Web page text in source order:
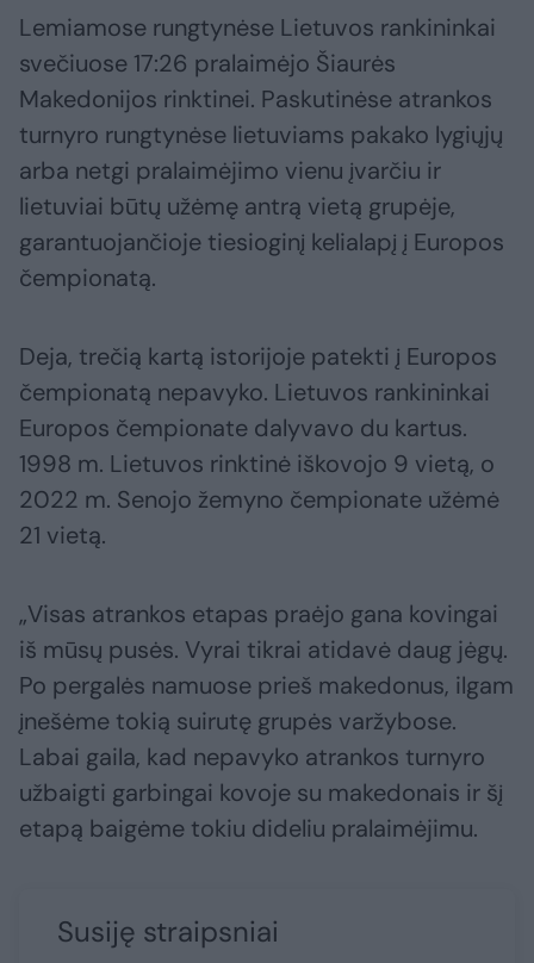
Lemiamose rungtynėse Lietuvos rankininkai
svečiuose 17:26 pralaimėjo Šiaurės
Makedonijos rinktinei. Paskutinėse atrankos
turnyro rungtynėse lietuviams pakako lygiųjų
arba netgi pralaimėjimo vienu įvarčiu ir
lietuviai būtų užėmę antrą vietą grupėje,
garantuojančioje tiesioginį kelialapį į Europos
čempionatą.
Deja, trečią kartą istorijoje patekti į Europos
čempionatą nepavyko. Lietuvos rankininkai
Europos čempionate dalyvavo du kartus.
1998 m. Lietuvos rinktinė iškovojo 9 vietą, o
2022 m. Senojo žemyno čempionate užėmė
21 vietą.
„Visas atrankos etapas praėjo gana kovingai
iš mūsų pusės. Vyrai tikrai atidavė daug jėgų.
Po pergalės namuose prieš makedonus, ilgam
įnešėme tokią suirutę grupės varžybose.
Labai gaila, kad nepavyko atrankos turnyro
užbaigti garbingai kovoje su makedonais ir šį
etapą baigėme tokiu dideliu pralaimėjimu.
Susiję straipsniai